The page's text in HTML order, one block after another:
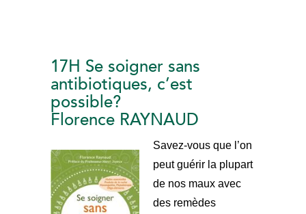
17H Se soigner sans
antibiotiques, c’est
possible?
Florence RAYNAUD
Savez-vous que l’on
peut guérir la plupart
de nos maux avec
des remèdes